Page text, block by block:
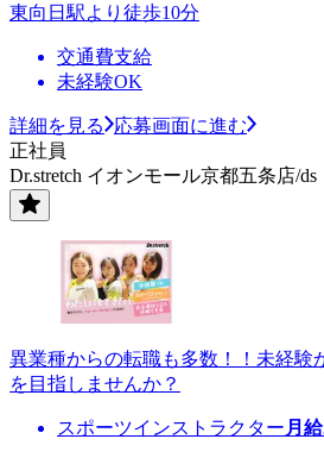
東向日駅より徒歩10分
交通費支給
未経験OK
詳細を見る
応募画面に進む
正社員
Dr.stretch イオンモール京都五条店/ds
異業種からの転職も多数！！未経験
を目指しませんか？
スポーツインストラクター 月給